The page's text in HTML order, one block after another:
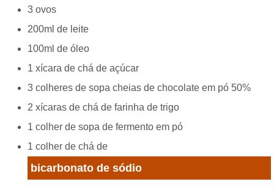
3 ovos
200ml de leite
100ml de óleo
1 xícara de chá de açúcar
3 colheres de sopa cheias de chocolate em pó 50%
2 xícaras de chá de farinha de trigo
1 colher de sopa de fermento em pó
1 colher de chá de
bicarbonato de sódio